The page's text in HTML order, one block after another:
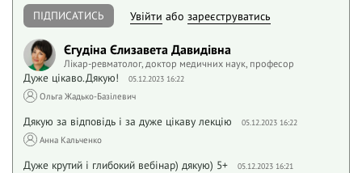
ПІДПИСАТИСЬ Увійти або зареєструватись
Єгудіна Єлизавета Давидівна
Лікар-ревматолог, доктор медичних наук, професор
Дуже цікаво.Дякую! 05.12.2023 16:22
Ольга Жадько-Базілевич
Дякую за відповідь і за дуже цікаву лекцію 05.12.2023 16:22
Анна Кальченко
Дуже крутий і глибокий вебінар) дякую) 5+ 05.12.2023 16:21